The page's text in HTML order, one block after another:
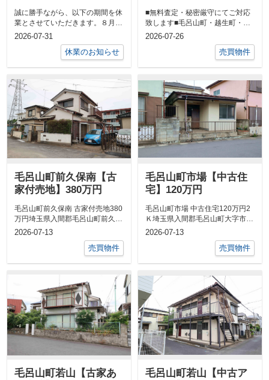
誠に勝手ながら、以下の期間を休
業とさせていただきます。８月１
０日（月）～１６日（日）尚、休
2026-07-31
休業のお知らせ
■無料査定・秘密厳守にてご対応
致します■毛呂山町・越生町・坂
戸市西坂戸であれば即日簡易査定
2026-07-26
売買物件
毛呂山町前久保南【古
家付売地】380万円
毛呂山町前久保南 古家付売地380
万円埼玉県入間郡毛呂山町前久保
南４丁目東武越生線「武州長瀬」
2026-07-13
売買物件
毛呂山町市場【中古住
宅】120万円
毛呂山町市場 中古住宅120万円2
Ｋ埼玉県入間郡毛呂山町大字市場
東武越生線「川角」駅 徒歩...
2026-07-13
売買物件
毛呂山町若山【古家あ
毛呂山町若山【中古ア